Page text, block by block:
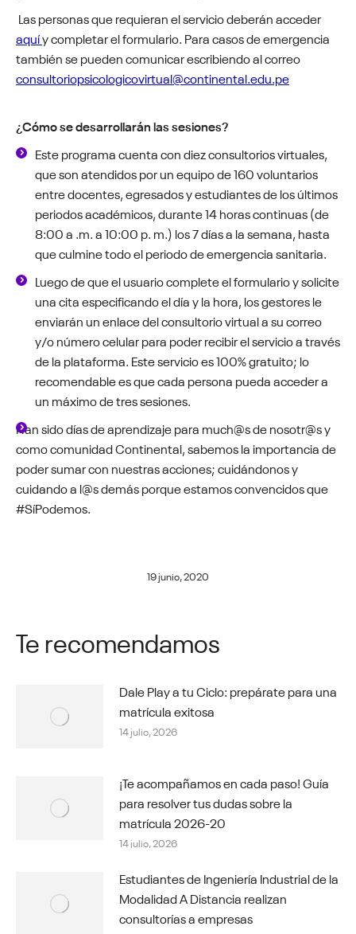
Las personas que requieran el servicio deberán acceder
aquíy completar el formulario. Para casos de emergencia
también se pueden comunicar escribiendo al correo
consultoriopsicologicovirtual@continental.edu.pe
¿Cómo se desarrollarán las sesiones?
Este programa cuenta con diez consultorios virtuales,
que son atendidos por un equipo de 160 voluntarios
entre docentes, egresados y estudiantes de los últimos
periodos académicos, durante 14 horas continuas (de
8:00 a .m. a 10:00 p. m.) los 7 días a la semana, hasta
que culmine todo el periodo de emergencia sanitaria.
Luego de que el usuario complete el formulario y solicite
una cita especificando el día y la hora, los gestores le
enviarán un enlace del consultorio virtual a su correo
y/o número celular para poder recibir el servicio a través
de la plataforma. Este servicio es 100% gratuito; lo
recomendable es que cada persona pueda acceder a
un máximo de tres sesiones.
Han sido días de aprendizaje para much@s de nosotr@s y
como comunidad Continental, sabemos la importancia de
poder sumar con nuestras acciones; cuidándonos y
cuidando a l@s demás porque estamos convencidos que
#SíPodemos.
19 junio, 2020
Te recomendamos
Dale Play a tu Ciclo: prepárate para una
matrícula exitosa
14 julio, 2026
¡Te acompañamos en cada paso! Guía
para resolver tus dudas sobre la
matrícula 2026-20
14 julio, 2026
Estudiantes de Ingeniería Industrial de la
Modalidad A Distancia realizan
consultorías a empresas